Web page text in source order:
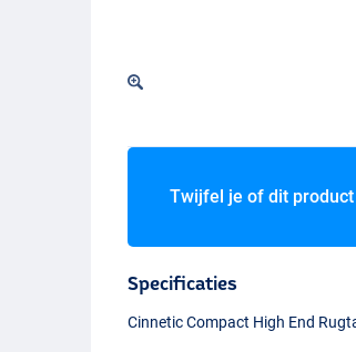
Twijfel je of dit product
Specificaties
Cinnetic Compact High End